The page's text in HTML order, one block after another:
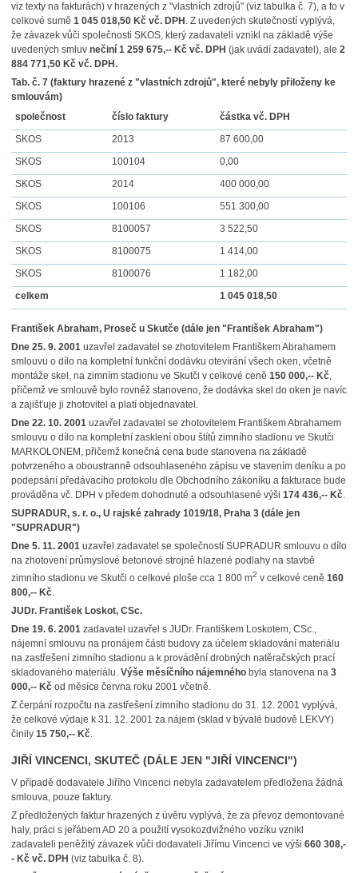
viz texty na fakturách) v hrazených z "vlastních zdrojů" (viz tabulka č. 7), a to v
celkové sumě 1 045 018,50 Kč vč. DPH . Z uvedených skutečností vyplývá,
že závazek vůči společnosti SKOS, který zadavateli vznikl na základě výše
uvedených smluv nečiní 1 259 675,-- Kč vč. DPH (jak uvádí zadavatel), ale 2
884 771,50 Kč vč. DPH.
Tab. č. 7 (faktury hrazené z "vlastních zdrojů", které nebyly přiloženy ke
smlouvám)
společnost
číslo faktury
částka vč. DPH
SKOS
2013
87 600,00
SKOS
100104
0,00
SKOS
2014
400 000,00
SKOS
100106
551 300,00
SKOS
8100057
3 522,50
SKOS
8100075
1 414,00
SKOS
8100076
1 182,00
celkem
1 045 018,50
František Abraham, Proseč u Skutče (dále jen "František Abraham")
Dne 25. 9. 2001uzavřel zadavatel se zhotovitelem Františkem Abrahamem
smlouvu o dílo na kompletní funkční dodávku otevírání všech oken, včetně
montáže skel, na zimním stadionu ve Skutči v celkové ceně 150 000,-- Kč,
přičemž ve smlouvě bylo rovněž stanoveno, že dodávka skel do oken je navíc
a zajišťuje ji zhotovitel a platí objednavatel.
Dne 22. 10. 2001uzavřel zadavatel se zhotovitelem Františkem Abrahamem
smlouvu o dílo na kompletní zasklení obou štítů zimního stadionu ve Skutči
MARKOLONEM, přičemž konečná cena bude stanovena na základě
potvrzeného a oboustranně odsouhlaseného zápisu ve stavením deníku a po
podepsání předávacího protokolu dle Obchodního zákoníku a fakturace bude
prováděna vč. DPH v předem dohodnuté a odsouhlasené výši 174 436,-- Kč.
SUPRADUR, s. r. o., U rajské zahrady 1019/18, Praha 3 (dále jen
"SUPRADUR")
Dne 5. 11. 2001uzavřel zadavatel se společností SUPRADUR smlouvu o dílo
na zhotovení průmyslové betonové strojně hlazené podlahy na stavbě
zimního stadionu ve Skutči o celkové ploše cca 1 800 m2 v celkové ceně 160
800,-- Kč.
JUDr. František Loskot, CSc.
Dne 19. 6. 2001zadavatel uzavřel s JUDr. Františkem Loskotem, CSc.,
nájemní smlouvu na pronájem části budovy za účelem skladování materiálu
na zastřešení zimního stadionu a k provádění drobných natěračských prací
skladovaného materiálu. Výše měsíčního nájemnéhobyla stanovena na 3
000,-- Kčod měsíce června roku 2001 včetně.
Z čerpání rozpočtu na zastřešení zimního stadionu do 31. 12. 2001 vyplývá,
že celkové výdaje k 31. 12. 2001 za nájem (sklad v bývalé budově LEKVY)
činily 15 750,-- Kč.
JIŘÍ VINCENCI, SKUTEČ (DÁLE JEN "JIŘÍ VINCENCI")
V případě dodavatele Jiřího Vincenci nebyla zadavatelem předložena žádná
smlouva, pouze faktury.
Z předložených faktur hrazených z úvěru vyplývá, že za převoz demontované
haly, práci s jeřábem AD 20 a použití vysokozdvižného vozíku vznikl
zadavateli peněžitý závazek vůči dodavateli Jiřímu Vincenci ve výši 660 308,-
- Kč vč. DPH (viz tabulka č. 8).